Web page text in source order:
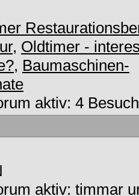
, Oldtimer -
, Baumaschinen-
aktiv: 4
aktiv: timmar